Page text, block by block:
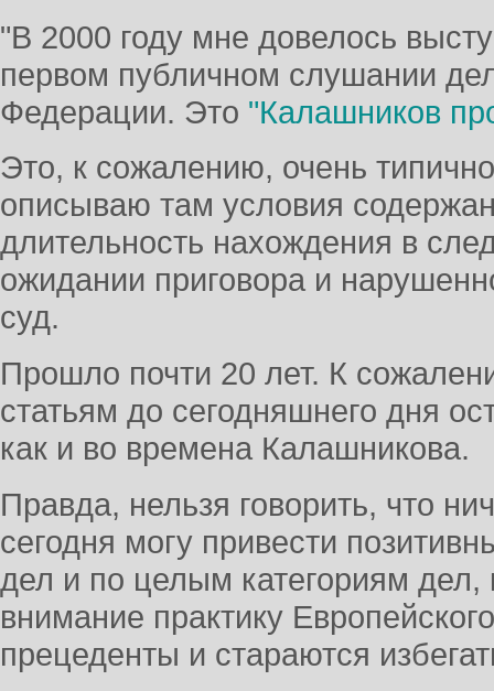
"В 2000 году мне довелось
первом публичном слушании
Федерации. Это "Калашников
Это, к сожалению, очень
описываю там условия
длительность нахождения в
ожидании приговора и
суд.
Прошло почти 20 лет. К
статьям до сегодняшнего дня
как и во времена Калашникова.
Правда, нельзя говорить, что
сегодня могу привести
дел и по целым категориям дел,
внимание практику
прецеденты и стараются